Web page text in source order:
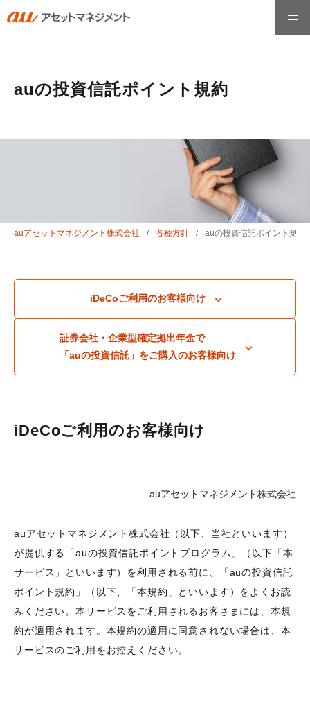
電子公告
財務状況等
採用情報
お問い合わせ
各種方針
機関投資家のみなさまへ
auの投資信託ポイント規約
auアセットマネジメント株式会社 各種方針 auの投資信託ポイント規約
iDeCoご利用のお客様向け
証券会社・企業型確定拠出年金で
「auの投資信託」をご購入のお客様向け
iDeCoご利用のお客様向け
auアセットマネジメント株式会社
auアセットマネジメント株式会社（以下、当社といいます）
が提供する「auの投資信託ポイントプログラム」（以下「本
サービス」といいます）を利用される前に、「auの投資信託
ポイント規約」（以下、「本規約」といいます）をよくお読
みください。本サービスをご利用されるお客さまには、本規
約が適用されます。本規約の適用に同意されない場合は、本
サービスのご利用をお控えください。